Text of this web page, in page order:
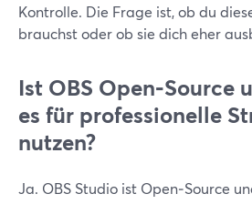
Kontrolle. Die Frage ist, ob du
brauchst oder ob sie dich eher
Ist OBS Open‑Source
es für professionelle
nutzen?
Ja. OBS Studio ist Open‑Source